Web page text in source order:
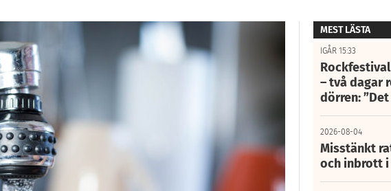
MEST LÄSTA
IGÅR 15:33
– två dagar
dörren:
2026-08-04
Misstänkt
och inbrott